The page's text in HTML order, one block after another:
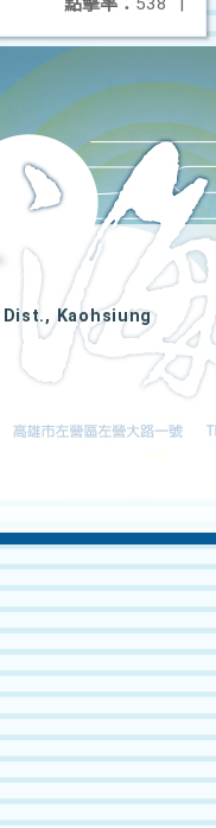
Kaohsiung